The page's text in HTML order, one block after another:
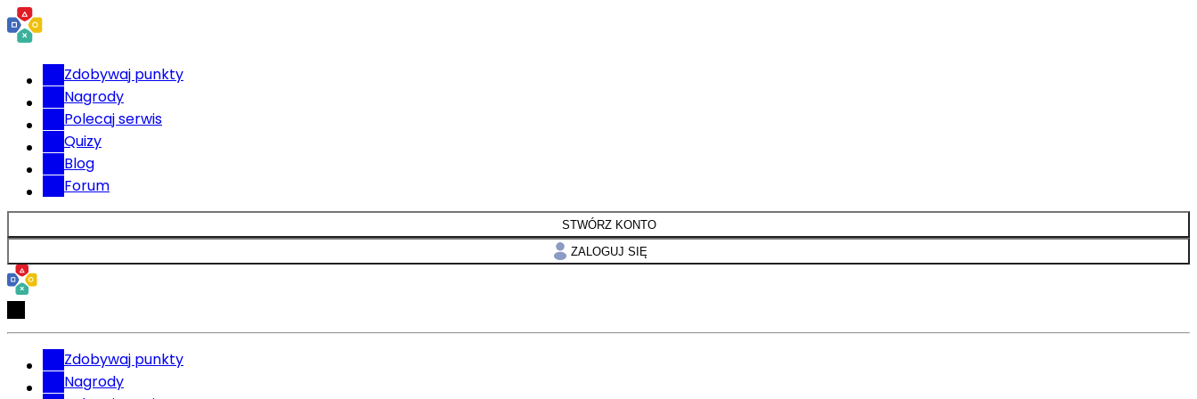
Zdobywaj punkty
Nagrody
Polecaj serwis
Quizy
Blog
Forum
STWÓRZ KONTO
ZALOGUJ SIĘ
Zdobywaj punkty
Nagrody